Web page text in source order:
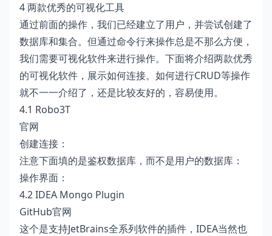
4 两款优秀的可视化工具
通过前面的操作，我们已经建立了用户，并尝试创建了
数据库和集合。但通过命令行来操作总是不那么方便，
我们需要可视化软件来进行操作。下面将介绍两款优秀
的可视化软件，展示如何连接。如何进行CRUD等操作
就不一一介绍了，还是比较友好的，容易使用。
4.1 Robo3T
官网
创建连接：
注意下面填的是鉴权数据库，而不是用户的数据库：
操作界面：
4.2 IDEA Mongo Plugin
GitHub官网
这个是支持JetBrains全系列软件的插件，IDEA当然也